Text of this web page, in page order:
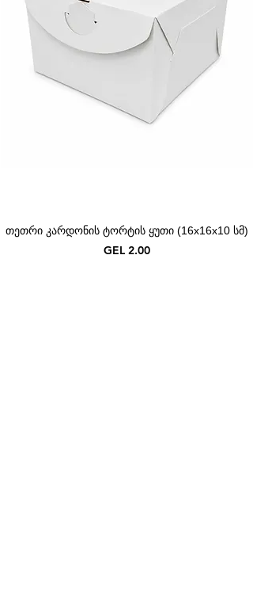
თეთრი კარდონის ტორტის ყუთი (16x16x10 სმ)
Price
GEL 2.00